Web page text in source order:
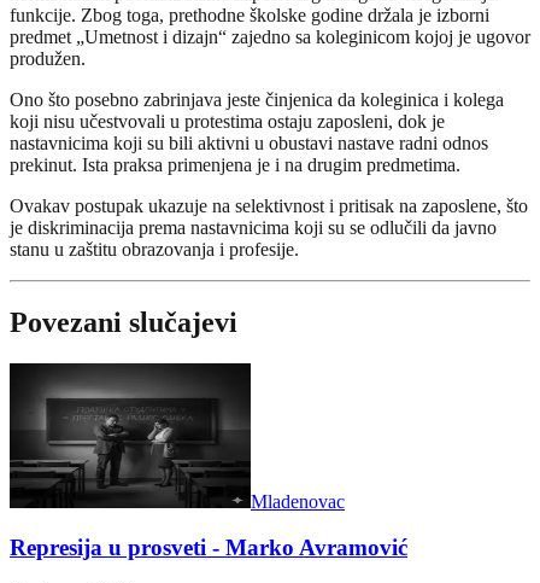
funkcije. Zbog toga, prethodne školske godine držala je izborni
predmet „Umetnost i dizajn“ zajedno sa koleginicom kojoj je ugovor
produžen.
Ono što posebno zabrinjava jeste činjenica da koleginica i kolega
koji nisu učestvovali u protestima ostaju zaposleni, dok je
nastavnicima koji su bili aktivni u obustavi nastave radni odnos
prekinut. Ista praksa primenjena je i na drugim predmetima.
Ovakav postupak ukazuje na selektivnost i pritisak na zaposlene, što
je diskriminacija prema nastavnicima koji su se odlučili da javno
stanu u zaštitu obrazovanja i profesije.
Povezani slučajevi
Mladenovac
Represija u prosveti - Marko Avramović